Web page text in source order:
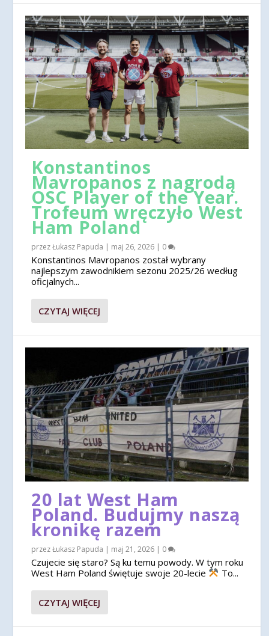
Konstantinos
Mavropanos z nagrodą
OSC Player of the Year.
Trofeum wręczyło West
Ham Poland
przezŁukasz Papuda | maj 26, 2026 | 0
Konstantinos Mavropanos został wybrany
najlepszym zawodnikiem sezonu 2025/26 według
oficjalnych...
CZYTAJ WIĘCEJ
20 lat West Ham
Poland. Budujmy naszą
kronikę razem
przezŁukasz Papuda | maj 21, 2026 | 0
Czujecie się staro? Są ku temu powody. W tym roku
West Ham Poland świętuje swoje 20-lecie
To...
CZYTAJ WIĘCEJ